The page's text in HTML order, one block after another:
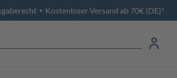
• Kostenloser Versand ab 70€ (DE)*